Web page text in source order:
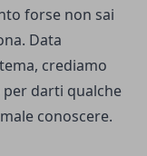
forse non sai
Data
crediamo
darti qualche
conoscere.